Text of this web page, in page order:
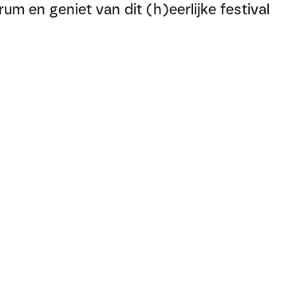
en geniet van dit (h)eerlijke festival